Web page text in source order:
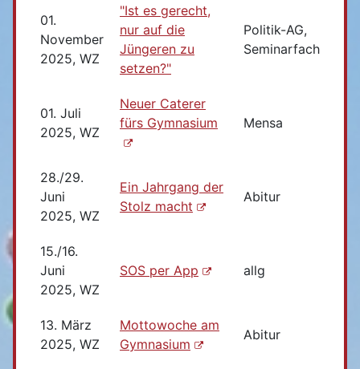
01.
November
2025, WZ
"Ist es gerecht,
nur auf die
Jüngeren zu
setzen?"
Politik-AG,
Seminarfach
01. Juli
2025, WZ
Neuer Caterer
fürs Gymnasium
Mensa
28./29.
Juni
2025, WZ
Ein Jahrgang der
Stolz macht
Abitur
15./16.
Juni
2025, WZ
SOS per App allg
13. März
2025, WZ
Mottowoche am
Gymnasium
Abitur